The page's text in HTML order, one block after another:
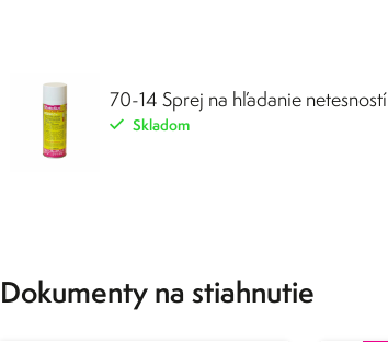
70-14 Sprej na hľadanie netesností
Skladom
Dokumenty na stiahnutie